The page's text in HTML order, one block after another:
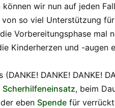
wir nun auf jeden
so viel Unterstützung für
Vorbereitungsphase
Kinderherzen und -augen
DANKE! DANKE!
Scherhilfeneinsatz, beim
eben Spende für